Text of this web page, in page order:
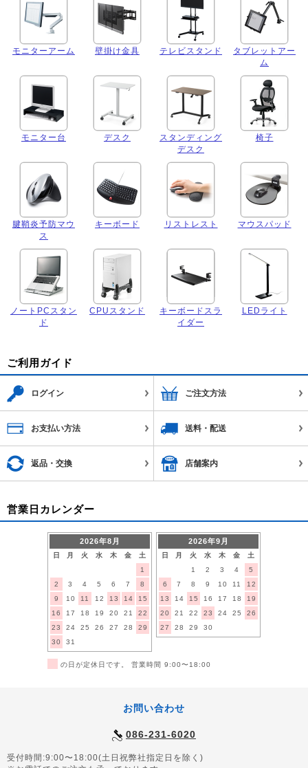
モニターアーム 壁掛け金具 テレビスタンド
タブレットアー
ム
モニター台 デスク
スタンディング
デスク
椅子
腱鞘炎予防マウ
ス
キーボード リストレスト マウスパッド
ノートPCスタン
ド
CPUスタンド
キーボードスラ
イダー
LEDライト
ご利用ガイド
ログイン ご注文方法
お支払い方法 送料・配送
返品・交換 店舗案内
営業日カレンダー
2026年8月
日 月 火 水 木 金
土
1
2
3 4 5 6 7
8
9
10 11 12 13 14
15
16
17 18 19 20 21
22
23
24 25 26 27 28
29
30
31
2026年9月
日 月 火 水 木 金
土
1
2 3 4
5
6
7 8 9 10 11
12
13
14 15 16 17 18
19
20
21 22 23 24 25
26
27
28 29 30
の日が定休日です。 営業時間 9:00〜18:00
お問い合わせ
086-231-6020
受付時間:9:00〜18:00(土日祝弊社指定日を除く)